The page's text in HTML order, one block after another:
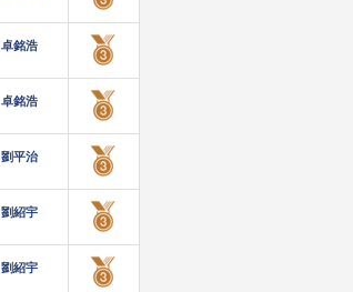
卓銘浩
卓銘浩
劉平治
劉紹宇
劉紹宇